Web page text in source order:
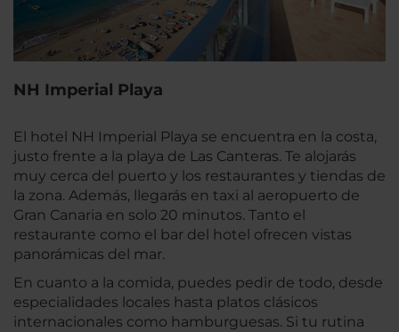
NH Imperial Playa
El hotel NH Imperial Playa se encuentra en la costa,
justo frente a la playa de Las Canteras. Te alojarás
muy cerca del puerto y los restaurantes y tiendas de
la zona. Además, llegarás en taxi al aeropuerto de
Gran Canaria en solo 20 minutos. Tanto el
restaurante como el bar del hotel ofrecen vistas
panorámicas del mar.
En cuanto a la comida, puedes pedir de todo, desde
especialidades locales hasta platos clásicos
internacionales como hamburguesas. Si tu rutina